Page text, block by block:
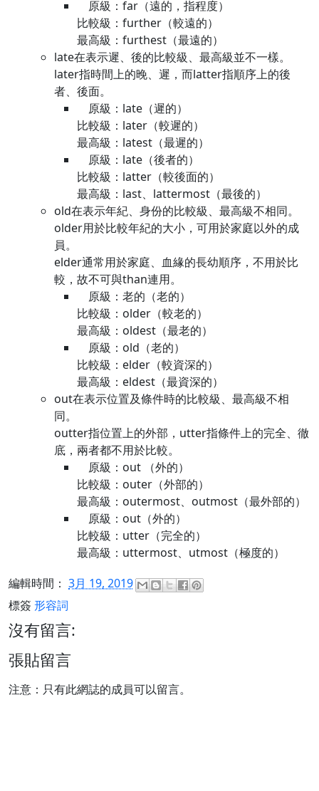
原級：far（遠的，指程度）
比較級：further（較遠的）
最高級：furthest（最遠的）
late在表示遲、後的比較級、最高級並不一樣。
later指時間上的晚、遲，而latter指順序上的後
者、後面。
原級：late（遲的）
比較級：later（較遲的）
最高級：latest（最遲的）
原級：late（後者的）
比較級：latter（較後面的）
最高級：last、lattermost（最後的）
old在表示年紀、身份的比較級、最高級不相同。
older用於比較年紀的大小，可用於家庭以外的成
員。
elder通常用於家庭、血緣的長幼順序，不用於比
較，故不可與than連用。
原級：老的（老的）
比較級：older（較老的）
最高級：oldest（最老的）
原級：old（老的）
比較級：elder（較資深的）
最高級：eldest（最資深的）
out在表示位置及條件時的比較級、最高級不相
同。
outter指位置上的外部，utter指條件上的完全、徹
底，兩者都不用於比較。
原級：out （外的）
比較級：outer（外部的）
最高級：outermost、outmost（最外部的）
原級：out（外的）
比較級：utter（完全的）
最高級：uttermost、utmost（極度的）
編輯時間： 3月 19, 2019
標簽 形容詞
沒有留言:
張貼留言
注意：只有此網誌的成員可以留言。